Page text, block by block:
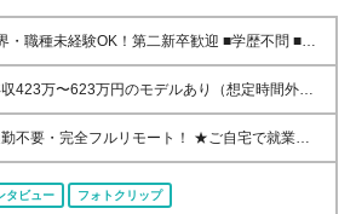
・職種未経験OK！第二新卒歓迎 ■学歴不問 ■営
売サービス業・カスタマーサポートなど、顧客
お持ちの方 ＜契約更新あり＞ 初回2ヵ月、
更新 ※正社員登用あり
423万〜623万円のモデルあり（想定時間外手
時間分含む） ★半年に一度ドカンと支給のボー
り（半年に1度最大150万円） 月給25万円〜＋
業手当全額支給 ※経験・スキルにより月給
不要・完全フルリモート！ ★ご自宅で就業い
きます ……………………………………… 東京都
北品川5-1-18 住友不動産大崎ツインビル東館
手線・埼京線・湘南新宿ライン・りんかい線
タビュー フォトクリップ